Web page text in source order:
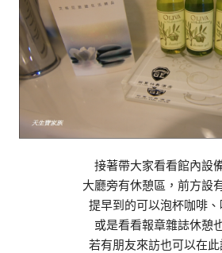
接著帶大家看看館內設
大廳旁有休憩區，前方設
提早到的可以泡杯咖啡、
或是看看報章雜誌休憩
若有朋友來訪也可以在此